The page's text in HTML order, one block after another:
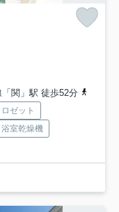
「関」駅 徒歩52分
ゼット
浴室乾燥機